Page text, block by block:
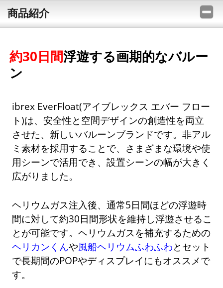
商品紹介
約30日間浮遊する画期的なバルー
ン
ibrex EverFloat(アイブレックス エバー フロー
ト)は、安全性と空間デザインの創造性を両立
させた、新しいバルーンブランドです。非アル
ミ素材を採用することで、さまざまな環境や使
用シーンで活用でき、設置シーンの幅が大きく
広がりました。
ヘリウムガス注入後、通常5日間ほどの浮遊時
間に対して約30日間形状を維持し浮遊させるこ
とが可能です。ヘリウムガスを補充するための
ヘリカンくんや風船ヘリウムふわふわとセット
で長期間のPOPやディスプレイにもオススメで
す。